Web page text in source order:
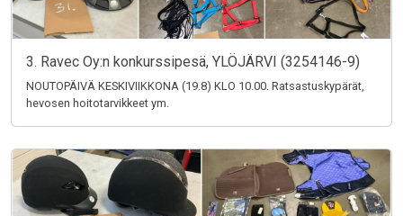
3. Ravec Oy:n konkurssipesä, YLÖJÄRVI (3254146-9)
NOUTOPÄIVÄ KESKIVIIKKONA (19.8) KLO 10.00. Ratsastuskypärät,
hevosen hoitotarvikkeet ym.